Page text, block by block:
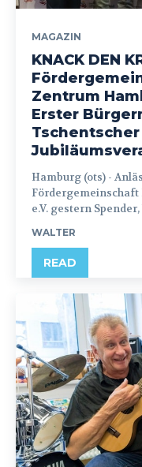
MAGAZIN
KNACK DEN
Zentrum
Erster
Hamburg (ots) - Anlässlich ihres 50. Jubiläums lud die
e.V. gestern
WALTER
READ